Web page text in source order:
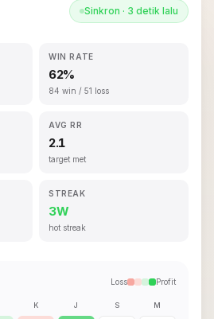
Sinkron · 3 detik lalu
WIN RATE
62%
84 win / 51 loss
AVG RR
2.1
target met
STREAK
3W
hot streak
Loss Profit
K J S M